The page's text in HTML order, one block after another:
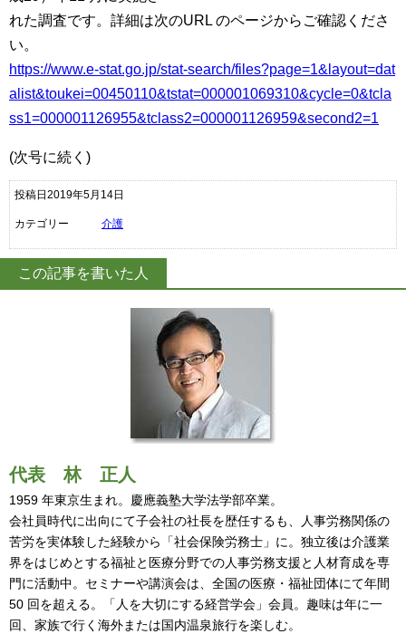
れた調査です。詳細は次のURL のページからご確認くださ
い。
https://www.e-stat.go.jp/stat-search/files?page=1&layout=dat
alist&toukei=00450110&tstat=000001069310&cycle=0&tcla
ss1=000001126955&tclass2=000001126959&second2=1
(次号に続く)
投稿日2019年5月14日
カテゴリー 介護
この記事を書いた人
代表 林 正人
1959 年東京生まれ。慶應義塾大学法学部卒業。
会社員時代に出向にて子会社の社長を歴任するも、人事労務関係の
苦労を実体験した経験から「社会保険労務士」に。独立後は介護業
界をはじめとする福祉と医療分野での人事労務支援と人材育成を専
門に活動中。セミナーや講演会は、全国の医療・福祉団体にて年間
50 回を超える。「人を大切にする経営学会」会員。趣味は年に一
回、家族で行く海外または国内温泉旅行を楽しむ。